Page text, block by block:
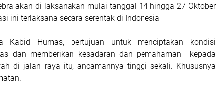
akan di laksanakan mulai tanggal 14 hingga 27 Oktober
ini terlaksana secara serentak di Indonesia
Kabid Humas, bertujuan untuk menciptakan kondisi
dan memberikan kesadaran dan pemahaman kepada
di jalan raya itu, ancamannya tinggi sekali. Khususnya